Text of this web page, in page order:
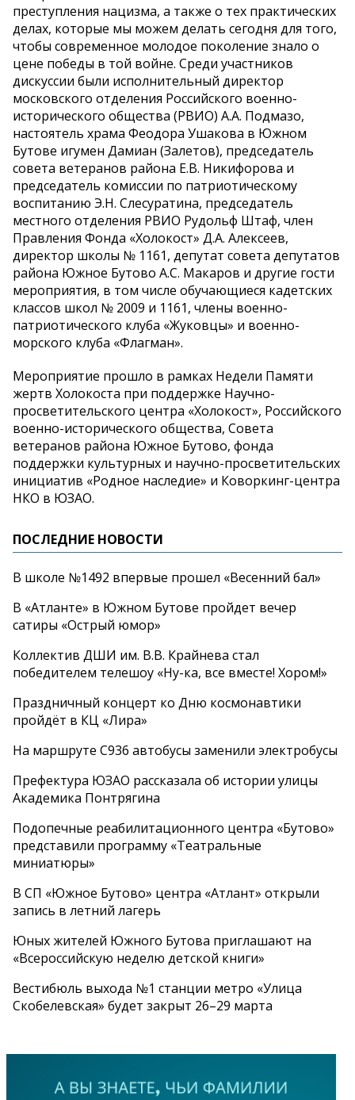
преступления нацизма, а также о тех практических
делах, которые мы можем делать сегодня для того,
чтобы современное молодое поколение знало о
цене победы в той войне. Среди участников
дискуссии были исполнительный директор
московского отделения Российского военно-
исторического общества (РВИО) А.А. Подмазо,
настоятель храма Феодора Ушакова в Южном
Бутове игумен Дамиан (Залетов), председатель
совета ветеранов района Е.В. Никифорова и
председатель комиссии по патриотическому
воспитанию Э.Н. Слесуратина, председатель
местного отделения РВИО Рудольф Штаф, член
Правления Фонда «Холокост» Д.А. Алексеев,
директор школы № 1161, депутат совета депутатов
района Южное Бутово А.С. Макаров и другие гости
мероприятия, в том числе обучающиеся кадетских
классов школ № 2009 и 1161, члены военно-
патриотического клуба «Жуковцы» и военно-
морского клуба «Флагман».
Мероприятие прошло в рамках Недели Памяти
жертв Холокоста при поддержке Научно-
просветительского центра «Холокост», Российского
военно-исторического общества, Совета
ветеранов района Южное Бутово, фонда
поддержки культурных и научно-просветительских
инициатив «Родное наследие» и Коворкинг-центра
НКО в ЮЗАО.
ПОСЛЕДНИЕ НОВОСТИ
В школе №1492 впервые прошел «Весенний бал»
В «Атланте» в Южном Бутове пройдет вечер
сатиры «Острый юмор»
Коллектив ДШИ им. В.В. Крайнева стал
победителем телешоу «Ну-ка, все вместе! Хором!»
Праздничный концерт ко Дню космонавтики
пройдёт в КЦ «Лира»
На маршруте С936 автобусы заменили электробусы
Префектура ЮЗАО рассказала об истории улицы
Академика Понтрягина
Подопечные реабилитационного центра «Бутово»
представили программу «Театральные
миниатюры»
В СП «Южное Бутово» центра «Атлант» открыли
запись в летний лагерь
Юных жителей Южного Бутова приглашают на
«Всероссийскую неделю детской книги»
Вестибюль выхода №1 станции метро «Улица
Скобелевская» будет закрыт 26–29 марта